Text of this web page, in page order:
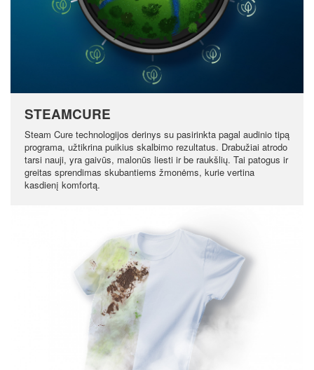
STEAMCURE
Steam Cure technologijos derinys su pasirinkta pagal audinio tipą
programa, užtikrina puikius skalbimo rezultatus. Drabužiai atrodo
tarsi nauji, yra gaivūs, malonūs liesti ir be raukšlių. Tai patogus ir
greitas sprendimas skubantiems žmonėms, kurie vertina
kasdienį komfortą.